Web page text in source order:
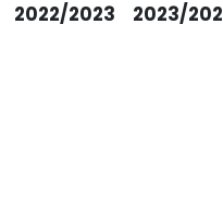
2022/2023 2023/